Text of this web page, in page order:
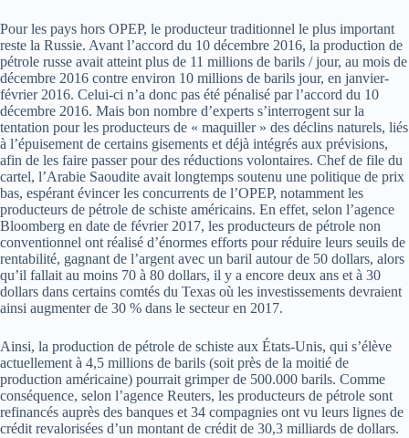
Pour les pays hors OPEP, le producteur traditionnel le plus important
reste la Russie. Avant l’accord du 10 décembre 2016, la production de
pétrole russe avait atteint plus de 11 millions de barils / jour, au mois de
décembre 2016 contre environ 10 millions de barils jour, en janvier-
février 2016. Celui-ci n’a donc pas été pénalisé par l’accord du 10
décembre 2016. Mais bon nombre d’experts s’interrogent sur la
tentation pour les producteurs de « maquiller » des déclins naturels, liés
à l’épuisement de certains gisements et déjà intégrés aux prévisions,
afin de les faire passer pour des réductions volontaires. Chef de file du
cartel, l’Arabie Saoudite avait longtemps soutenu une politique de prix
bas, espérant évincer les concurrents de l’OPEP, notamment les
producteurs de pétrole de schiste américains. En effet, selon l’agence
Bloomberg en date de février 2017, les producteurs de pétrole non
conventionnel ont réalisé d’énormes efforts pour réduire leurs seuils de
rentabilité, gagnant de l’argent avec un baril autour de 50 dollars, alors
qu’il fallait au moins 70 à 80 dollars, il y a encore deux ans et à 30
dollars dans certains comtés du Texas où les investissements devraient
ainsi augmenter de 30 % dans le secteur en 2017.
Ainsi, la production de pétrole de schiste aux États-Unis, qui s’élève
actuellement à 4,5 millions de barils (soit près de la moitié de
production américaine) pourrait grimper de 500.000 barils. Comme
conséquence, selon l’agence Reuters, les producteurs de pétrole sont
refinancés auprès des banques et 34 compagnies ont vu leurs lignes de
crédit revalorisées d’un montant de crédit de 30,3 milliards de dollars.